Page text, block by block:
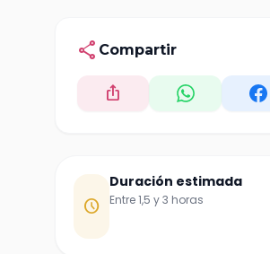
share Compartir
ios_share
schedule
Duración estimada
Entre 1,5 y 3 horas